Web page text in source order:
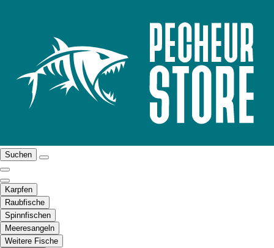
Suchen
Karpfen
Raubfische
Spinnfischen
Meeresangeln
Weitere Fische